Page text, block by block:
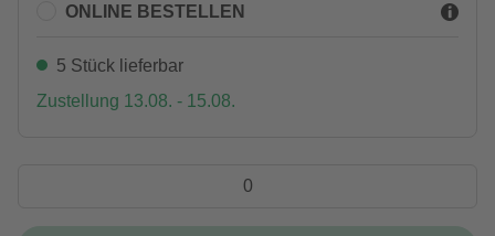
ONLINE BESTELLEN
5 Stück lieferbar
Zustellung 13.08. - 15.08.